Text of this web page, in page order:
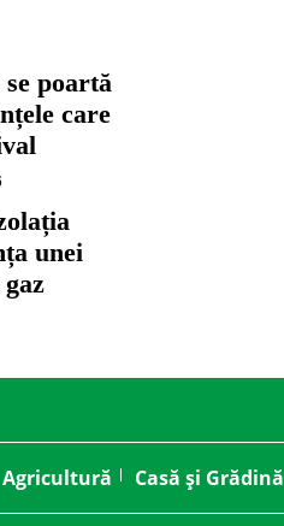
se poartă
care
unei
Agricultură Casă și Grădină